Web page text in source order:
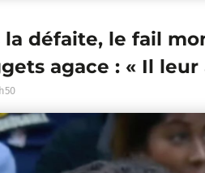
la défaite, le fail
agace : « Il